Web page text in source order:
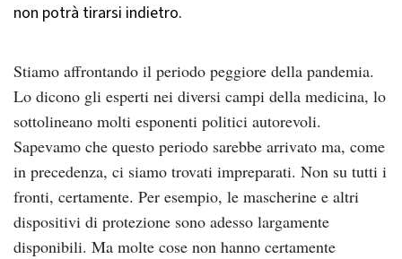
non potrà tirarsi indietro.
Stiamo affrontando il periodo peggiore della pandemia.
Lo dicono gli esperti nei diversi campi della medicina, lo
sottolineano molti esponenti politici autorevoli.
Sapevamo che questo periodo sarebbe arrivato ma, come
in precedenza, ci siamo trovati impreparati. Non su tutti i
fronti, certamente. Per esempio, le mascherine e altri
dispositivi di protezione sono adesso largamente
disponibili. Ma molte cose non hanno certamente